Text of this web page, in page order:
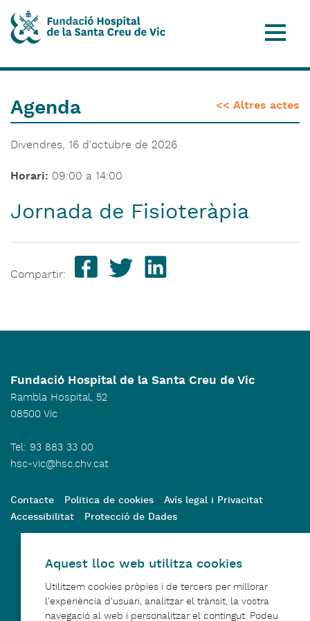
Agenda << Altres actes
Divendres, 16 d'octubre de 2026
Horari: 09:00 a 14:00
Jornada de Fisioteràpia
Compartir:
Fundació Hospital de la Santa Creu de Vic
Rambla Hospital, 52
08500 Vic
Tel: 93 883 33 00
hsc-vic@hsc.chv.cat
Contacte Politica de cookies
Avís legal i Privacitat
Accessibilitat
Protecció de Dades
Aquest lloc web utilitza cookies
Utilitzem cookies pròpies i de tercers per millorar
l'experiència d'usuari, analitzar el trànsit, la vostra
navegació al web i personalitzar el contingut. Podeu